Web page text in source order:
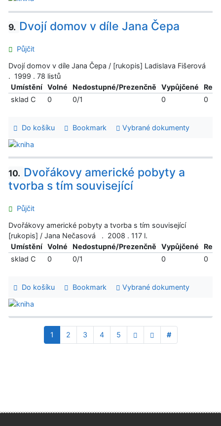
9. Dvojí domov v díle Jana Čepa
Půjčit
Dvojí domov v díle Jana Čepa / [rukopis] Ladislava Fišerová
. 1999 . 78 listů
Umístění
Volné Nedostupné/Prezenčně Vypůjčené
sklad C
0 0/1 0 0
Do košíku Bookmark Vybrané dokumenty
10. Dvořákovy americké pobyty a
tvorba s tím související
Půjčit
Dvořákovy americké pobyty a tvorba s tím související
[rukopis] / Jana Nečasová . 2008 . 117 l.
Umístění
Volné Nedostupné/Prezenčně Vypůjčené
sklad C
0 0/1 0 0
Do košíku Bookmark Vybrané dokumenty
1 2 3 4 5 #